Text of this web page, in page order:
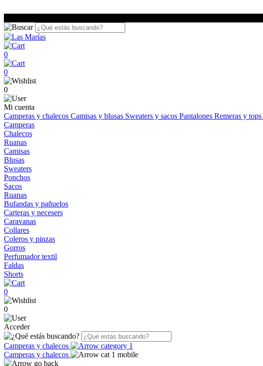
0
0
0
Mi cuenta
Camperas y chalecos Camisas y blusas Sweaters y sacos Pantalones Remeras y tops
Camperas
Chalecos
Ruanas
Camisas
Blusas
Sweaters
Ponchos
Sacos
Ruanas
Bufandas y pañuelos
Carteras y necesers
Caravanas
Collares
Coleros y pinzas
Gorros
Perfumador textil
Faldas
Shorts
0
0
Acceder
Camperas y chalecos
Camperas y chalecos